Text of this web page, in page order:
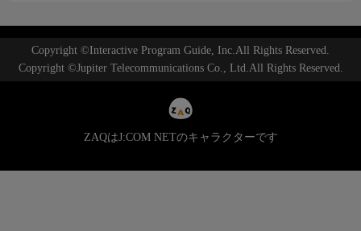
Copyright ©Interactive Program Guide, Inc.All Rights Reserved.
Copyright ©Jupiter Telecommunications Co., Ltd.All Rights Reserved.
ZAQはJ:COM NETのキャラクターです